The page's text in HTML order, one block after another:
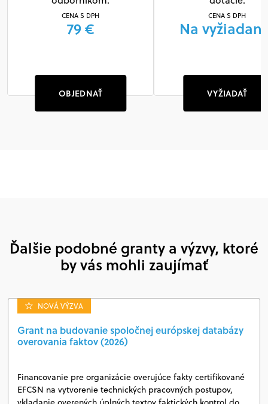
CENA S DPH
79 €
OBJEDNAŤ
CENA S DPH
Na
VYŽIADAŤ
Ďalšie podobné granty a výzvy, ktoré
by vás mohli zaujímať
NOVÁ VÝZVA
Grant na budovanie spoločnej európskej databázy
overovania faktov (2026)
Financovanie pre organizácie overujúce fakty certifikované
EFCSN na vytvorenie technických pracovných postupov,